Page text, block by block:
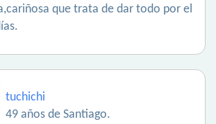
que trata de dar todo por el
tuchichi
49 años de Santiago.